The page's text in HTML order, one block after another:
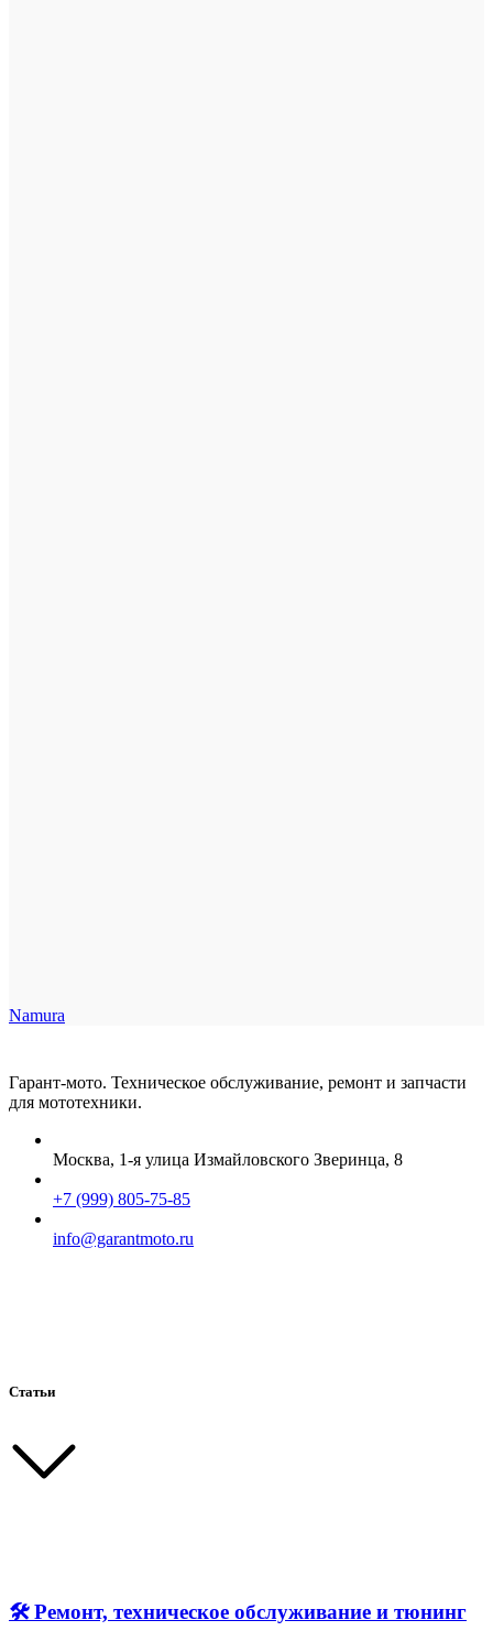
Namura
Гарант-мото. Техническое обслуживание, ремонт и запчасти
для мототехники.
Москва, 1-я улица Измайловского Зверинца, 8
+7 (999) 805-75-85
info@garantmoto.ru
Статьи
🛠 Ремонт, техническое обслуживание и тюнинг